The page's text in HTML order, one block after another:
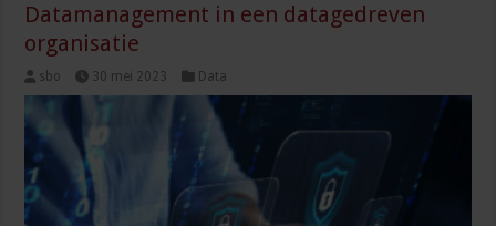
Datamanagement in een datagedreven
organisatie
sbo 30 mei 2023 Data